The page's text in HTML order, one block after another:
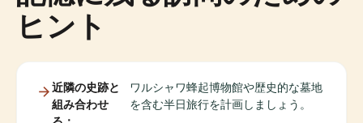
ヒント
近隣の史跡と
組み合わせ
ワルシャワ蜂起博物館や歴史的な墓地
を含む半日旅行を計画しましょう。